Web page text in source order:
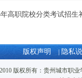
校分类考试招生补报名工作
版权声明 | 隐私
版权所有：贵州城市职